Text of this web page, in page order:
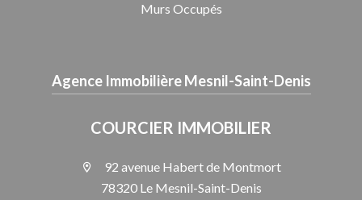
Murs Occupés
Agence Immobilière Mesnil-Saint-Denis
COURCIER IMMOBILIER
92 avenue Habert de Montmort
78320 Le Mesnil-Saint-Denis